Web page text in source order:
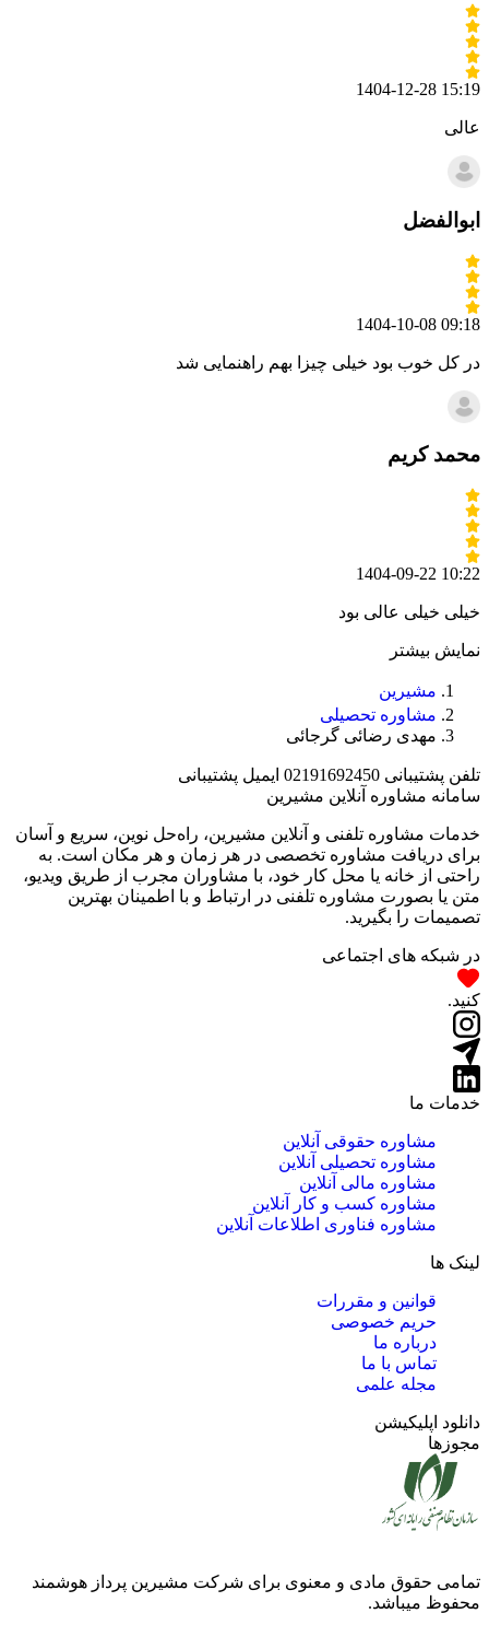
1404-12-28 15:19
عالی
ابوالفضل
1404-10-08 09:18
در کل خوب بود خیلی چیزا بهم راهنمایی شد
محمد کریم
1404-09-22 10:22
خیلی خیلی عالی بود
نمایش بیشتر
مشیرین
مشاوره تحصیلی
مهدی رضائی گرجائی
تلفن پشتیبانی 02191692450 ایمیل پشتیبانی
سامانه مشاوره آنلاین مشیرین
خدمات مشاوره تلفنی و آنلاین مشیرین، راه‌‌حل نوین، سریع و آسان
برای دریافت مشاوره تخصصی در هر زمان و هر مکان است. به
راحتی از خانه یا محل کار خود، با مشاوران مجرب از طریق ویدیو،
متن یا بصورت مشاوره تلفنی در ارتباط و با اطمینان بهترین
تصمیمات را بگیرید.
در شبکه های اجتماعی
کنید.
خدمات ما
مشاوره حقوقی آنلاین
مشاوره تحصیلی آنلاین
مشاوره مالی آنلاین
مشاوره کسب و کار آنلاین
مشاوره فناوری اطلاعات آنلاین
لینک ها
قوانین و مقررات
حریم خصوصی
درباره ما
تماس با ما
مجله علمی
دانلود اپلیکیشن
مجوزها
تمامی حقوق مادی و معنوی برای شرکت مشیرین پرداز هوشمند
محفوظ میباشد.